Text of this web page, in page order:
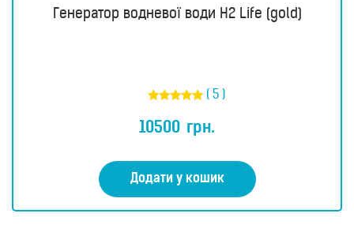
Генератор водневої води H2 Life (gold)
5.00
з 5
( 5 )
10500 грн.
Додати у кошик